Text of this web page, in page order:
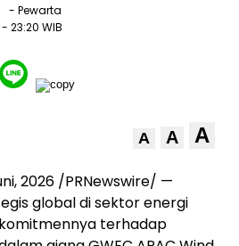
- Pewarta
- 23:20 WIB
A A A
2026 /PRNewswire/ —
global di sektor energi
terhadap